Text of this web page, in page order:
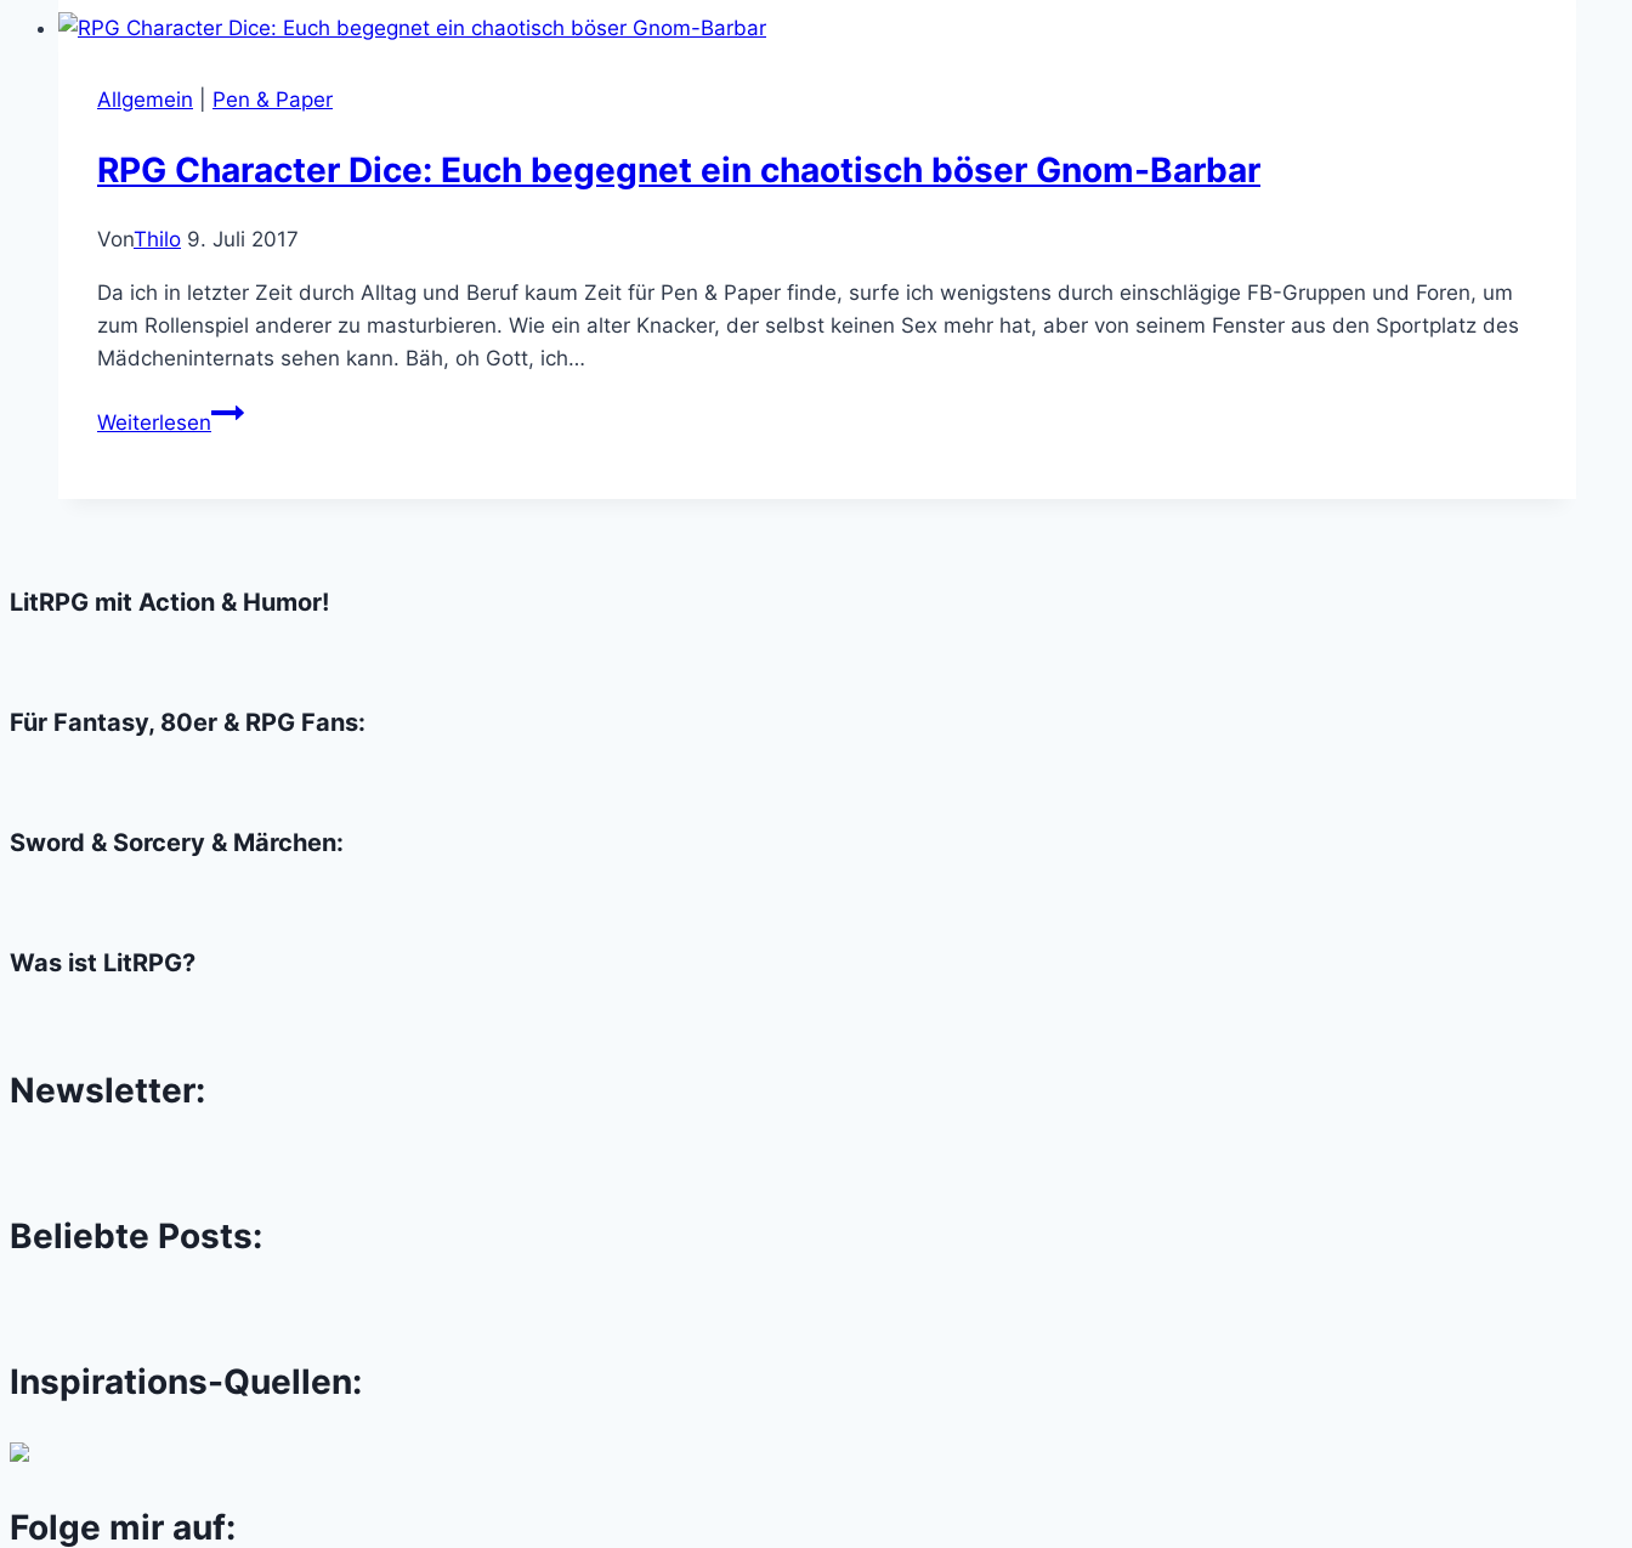
Metall-
von
Allgemein Pen & Paper
RPG Character Dice: Euch begegnet ein chaotisch böser Gnom-Barbar
VonThilo 9. Juli 2017
Da ich in letzter Zeit durch Alltag und Beruf kaum Zeit für Pen & Paper finde, surfe ich wenigstens durch einschlägige FB-Gruppen und Foren, um
zum Rollenspiel anderer zu masturbieren. Wie ein alter Knacker, der selbst keinen Sex mehr hat, aber von seinem Fenster aus den Sportplatz des
Mädcheninternats sehen kann. Bäh, oh Gott, ich…
WeiterlesenRPG
chaotisch
LitRPG mit Action & Humor!
Für Fantasy, 80er & RPG Fans:
Sword & Sorcery & Märchen:
Was ist LitRPG?
Newsletter:
Beliebte Posts:
Inspirations-Quellen:
Folge mir auf: